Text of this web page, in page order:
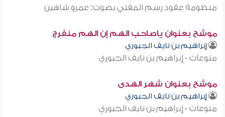
منظومة عقود رسم المفتي بصوت: عمرو شاهين
موشح بعنوان ياصاحب الهم إن الهم منفرج
إبراهيم بن نايف الجبوري
منوعات - إبراهيم بن نايف الجبوري
موشح بعنوان شهر الهدى
إبراهيم بن نايف الجبوري
منوعات - إبراهيم بن نايف الجبوري